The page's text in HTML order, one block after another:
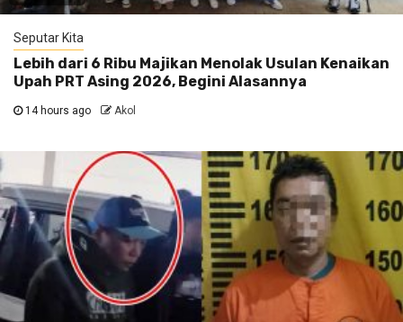
Seputar Kita
Lebih dari 6 Ribu Majikan Menolak Usulan Kenaikan
Upah PRT Asing 2026, Begini Alasannya
14 hours ago Akol